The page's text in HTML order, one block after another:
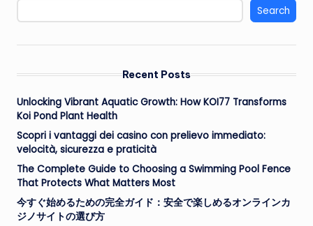
Search
Recent Posts
Unlocking Vibrant Aquatic Growth: How KOI77 Transforms
Koi Pond Plant Health
Scopri i vantaggi dei casino con prelievo immediato:
velocità, sicurezza e praticità
The Complete Guide to Choosing a Swimming Pool Fence
That Protects What Matters Most
今すぐ始めるための完全ガイド：安全で楽しめるオンラインカ
ジノサイトの選び方